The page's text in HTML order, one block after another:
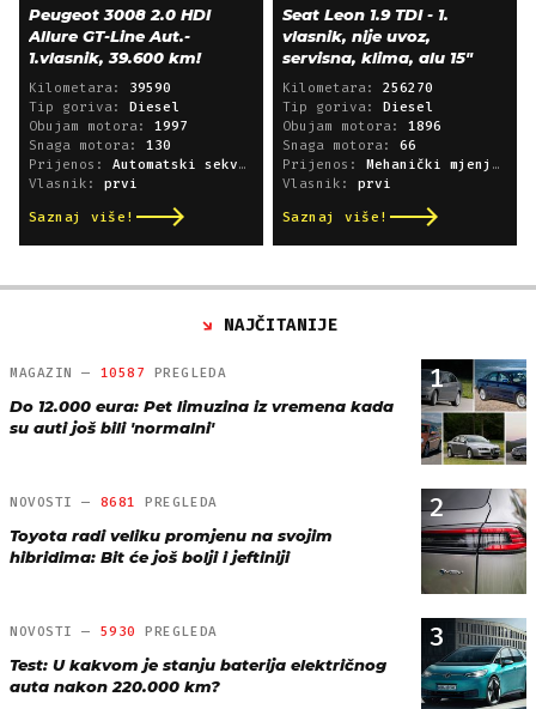
Peugeot 3008 2.0 HDI
Allure GT-Line Aut.-
1.vlasnik, 39.600 km!
Kilometara: 39590
Tip goriva:
Diesel
Obujam motora: 1997
Snaga motora: 130
Prijenos: Automatski sekvencijski
Vlasnik: prvi
Saznaj više!
Seat Leon 1.9 TDI - 1.
vlasnik, nije uvoz,
servisna, klima, alu 15"
Kilometara: 256270
Tip goriva:
Diesel
Obujam motora: 1896
Snaga motora: 66
Prijenos:
Mehanički mjenjač
Vlasnik: prvi
Saznaj više!
NAJČITANIJE
1
MAGAZIN — 10587 PREGLEDA
Do 12.000 eura: Pet limuzina iz vremena kada
su auti još bili 'normalni'
2
NOVOSTI — 8681 PREGLEDA
Toyota radi veliku promjenu na svojim
hibridima: Bit će još bolji i jeftiniji
3
NOVOSTI — 5930 PREGLEDA
Test: U kakvom je stanju baterija električnog
auta nakon 220.000 km?